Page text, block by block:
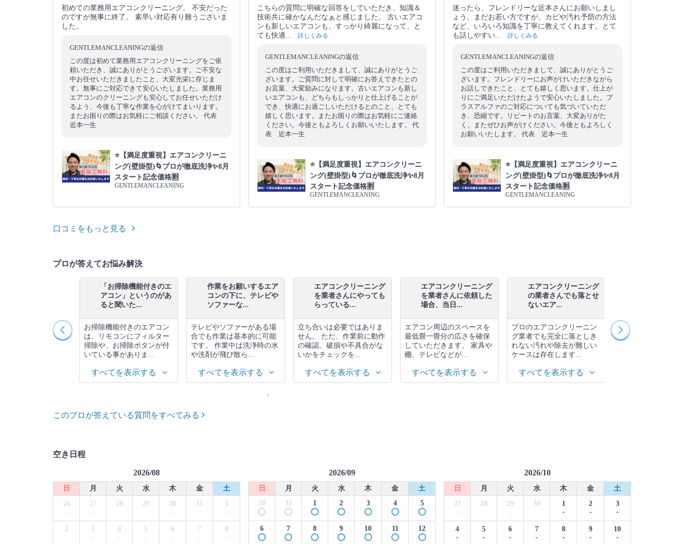
初めての業務用エアコンクリーニング。 不安だった
のですが無事に終了。 素早い対応有り難うございま
した。
GENTLEMANCLEANINGの返信
この度は初めて業務用エアコンクリーニングをご依
頼いただき、誠にありがとうございます。ご不安な
中お任せいただきましたこと、大変光栄に存じま
す。無事にご対応できて安心いたしました。業務用
エアコンのクリーニングも安心してお任せいただけ
るよう、今後も丁寧な作業を心がけてまいります。
またお困りの際はお気軽にご相談ください。 代表
近本一生
⭐【満足度重視】エアコンクリーニ
ング(壁掛型)🌀プロが徹底洗浄✨8月
スタート記念価格🈹
GENTLEMANCLEANING
こちらの質問に明確な回答をしていただき、知識＆
技術共に確かなんだなぁと感じました。 古いエアコ
ンも新しいエアコンも、すっかり綺麗になって、と
ても快適...
詳しくみる
GENTLEMANCLEANINGの返信
この度はご利用いただきまして、誠にありがとうご
ざいます。ご質問に対して明確にお答えできたとの
お言葉、大変励みになります。古いエアコンも新し
いエアコンも、どちらもしっかりと仕上げることが
でき、快適にお過ごしいただけるとのこと、とても
嬉しく思います。またお困りの際はお気軽にご連絡
ください。今後ともよろしくお願いいたします。 代
表 近本一生
⭐【満足度重視】エアコンクリーニ
ング(壁掛型)🌀プロが徹底洗浄✨8月
スタート記念価格🈹
GENTLEMANCLEANING
迷ったら、フレンドリーな近本さんにお願いしまし
ょう。まだお若い方ですが、カビや汚れ予防の方法
など、いろいろ知識を丁寧に教えてくれます。とて
も話しやすい...
詳しくみる
GENTLEMANCLEANINGの返信
この度はご利用いただきまして、誠にありがとうご
ざいます。フレンドリーにお声がけいただきながら
お話しできたこと、とても嬉しく思います。仕上が
りにご満足いただけたようで安心いたしました。プ
ラスアルファのご対応についても気づいていただ
き、恐縮です。リピートのお言葉、大変ありがた
く、またぜひお声がけください。今後ともよろしく
お願いいたします。 代表 近本一生
⭐【満足度重視】エアコンクリーニ
ング(壁掛型)🌀プロが徹底洗浄✨8月
スタート記念価格🈹
GENTLEMANCLEANING
口コミをもっと見る
プロが答えてお悩み解決
距離が狭すぎる場
ない事がありま
「お掃除機能付きのエ
アコン」というのがあ
ると聞いた...
お掃除機能付きのエアコン
は、リモコンにフィルター
掃除や、お掃除ボタンが付
いている事がありま...
すべてを表示する
作業をお願いするエア
コンの下に、テレビや
ソファーな...
テレビやソファーがある場
合でも作業は基本的に可能
です。 作業中は洗浄時の水
や洗剤が飛び散ら...
すべてを表示する
エアコンクリーニング
を業者さんにやっても
らっている...
立ち合いは必要ではありま
せん。 ただ、作業前に動作
の確認、破損や不具合がな
いかをチェックを...
すべてを表示する
エアコンクリーニング
を業者さんに依頼した
場合、当日...
エアコン周辺のスペースを
最低畳一畳分の広さを確保
していただきます。 家具や
棚、テレビなどが...
すべてを表示する
エアコンクリーニング
の業者さんでも落とせ
ないエア...
プロのエアコンクリーニン
グ業者でも完全に落としき
れない汚れや除去が難しい
ケースは存在します...
すべてを表示する
エアコンクリーニ
圧洗浄の音は掃除
このプロが答えている質問をすべてみる
空き日程
2026/08
日 月 火 水 木 金
土
26
-
27
-
28
-
29
-
30
-
31
-
1
-
2
-
3
-
4
-
5
-
6
-
7
-
8
-
2026/09
日 月 火 水 木 金
土
30
31 1 2 3 4 5
6 7 8 9 10 11 12
2026/10
日 月 火 水 木 金
土
27
-
28
-
29
-
30
-
1
-
2
-
3
-
4
-
5
-
6
-
7
-
8
-
9
-
10
-